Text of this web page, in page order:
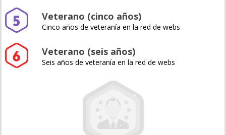
Veterano (cinco años)
Cinco años de veteranía en la red de webs
Veterano (seis años)
Seis años de veteranía en la red de webs